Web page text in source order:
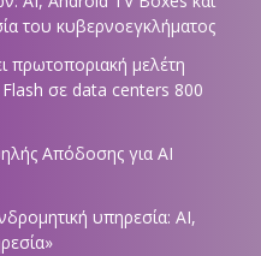
του κυβερνοεγκλήματος
πρωτοποριακή μελέτη
σε data centers 800
Απόδοσης για AI
υπηρεσία: AI,